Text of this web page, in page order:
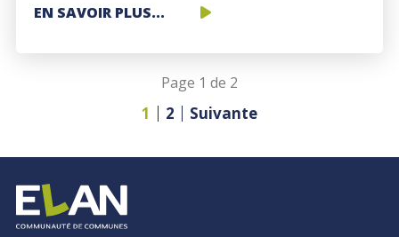
EN SAVOIR PLUS...
ON
PARLE
FORÊT
Page 1 de 2
1 2 Suivante